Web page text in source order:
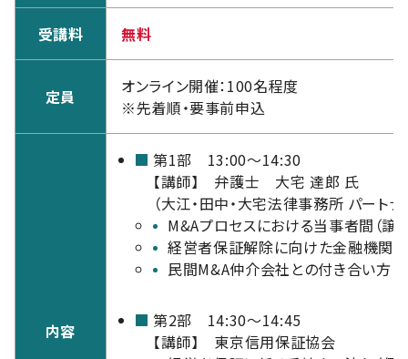
受講料 無料
定員
オンライン開催：100名程度
※先着順・要事前申込
内容
第1部 13:00～14:30
【講師】 弁護士 大宅 達郎 氏
（大江・田中・大宅法律事務所 パート
M&Aプロセスにおける当事者間（譲
経営者保証解除に向けた金融機関
民間M&A仲介会社との付き合い方
第2部 14:30～14:45
【講師】 東京信用保証協会